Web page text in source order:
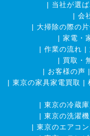
| 当社が選
| 会
| 大掃除の際の
| 家電・
| 作業の流れ |
| 買取・
| お客様の声 |
| 東京の家具家電買取 |
| 東京の冷蔵庫
| 東京の洗濯機
| 東京のエアコン